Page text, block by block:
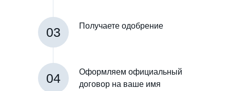
03 Получаете одобрение
04
Оформляем официальный
договор на ваше имя